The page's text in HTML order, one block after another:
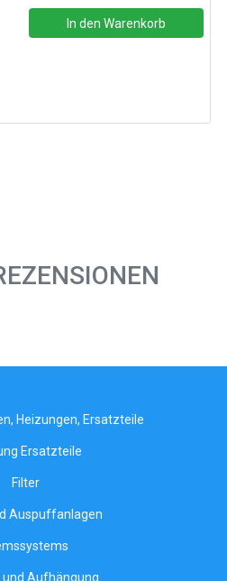
In den Warenkorb
Heizungen, Ersatzteile
Ersatzteile
Filter
Auspuffanlagen
und Aufhängung